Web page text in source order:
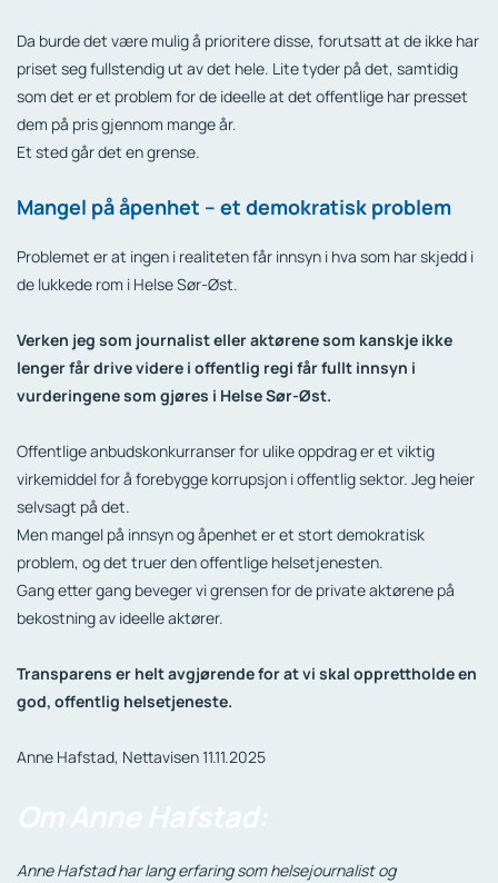
Da burde det være mulig å prioritere disse, forutsatt at de ikke har
priset seg fullstendig ut av det hele. Lite tyder på det, samtidig
som det er et problem for de ideelle at det offentlige har presset
dem på pris gjennom mange år.
Et sted går det en grense.
Mangel på åpenhet – et demokratisk problem
Problemet er at ingen i realiteten får innsyn i hva som har skjedd i
de lukkede rom i Helse Sør-Øst.
Verken jeg som journalist eller aktørene som kanskje ikke
lenger får drive videre i offentlig regi får fullt innsyn i
vurderingene som gjøres i Helse Sør-Øst.
Offentlige anbudskonkurranser for ulike oppdrag er et viktig
virkemiddel for å forebygge korrupsjon i offentlig sektor. Jeg heier
selvsagt på det.
Men mangel på innsyn og åpenhet er et stort demokratisk
problem, og det truer den offentlige helsetjenesten.
Gang etter gang beveger vi grensen for de private aktørene på
bekostning av ideelle aktører.
Transparens er helt avgjørende for at vi skal opprettholde en
god, offentlig helsetjeneste.
Anne Hafstad, Nettavisen 11.11.2025
Anne Hafstad har lang erfaring som helsejournalist og